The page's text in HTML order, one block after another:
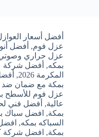
أفضل أسعار
عزل فوم, أفضل
عزل حراري وصوتي
بمكه, أفضل شركة
المكرمة 2026
,
بمكة مع ضمان ضد
عزل فوم للأسطح
عالية, أفضل فني
بمكة, افضل سباك
السباكه بمكه,
بمكة, افضل شركة